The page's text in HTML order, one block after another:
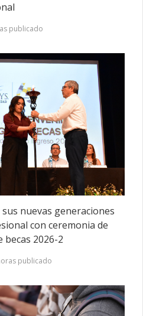
publicado
sus nuevas generaciones
con ceremonia de
becas 2026-2
publicado